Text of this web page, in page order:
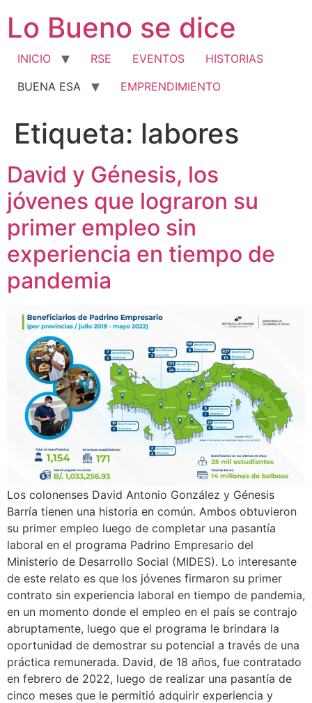
contenido
Lo Bueno se dice
INICIO RSE EVENTOS
HISTORIAS
BUENA ESA
EMPRENDIMIENTO
Etiqueta: labores
David y Génesis, los
jóvenes que lograron su
primer empleo sin
experiencia en tiempo de
pandemia
Los colonenses David Antonio González y Génesis
Barría tienen una historia en común. Ambos obtuvieron
su primer empleo luego de completar una pasantía
laboral en el programa Padrino Empresario del
Ministerio de Desarrollo Social (MIDES). Lo interesante
de este relato es que los jóvenes firmaron su primer
contrato sin experiencia laboral en tiempo de pandemia,
en un momento donde el empleo en el país se contrajo
abruptamente, luego que el programa le brindara la
oportunidad de demostrar su potencial a través de una
práctica remunerada. David, de 18 años, fue contratado
en febrero de 2022, luego de realizar una pasantía de
cinco meses que le permitió adquirir experiencia y